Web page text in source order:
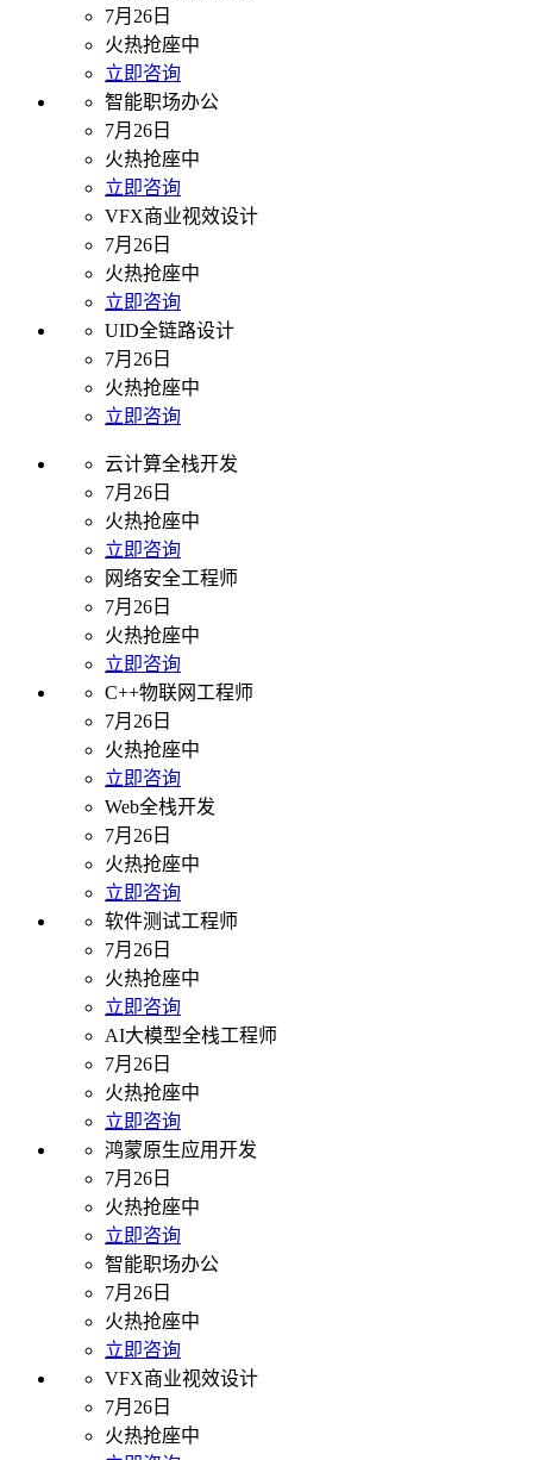
7月26日
火热抢座中
立即咨询
智能职场办公
7月26日
火热抢座中
立即咨询
VFX商业视效设计
7月26日
火热抢座中
立即咨询
UID全链路设计
7月26日
火热抢座中
立即咨询
云计算全栈开发
7月26日
火热抢座中
立即咨询
网络安全工程师
7月26日
火热抢座中
立即咨询
C++物联网工程师
7月26日
火热抢座中
立即咨询
Web全栈开发
7月26日
火热抢座中
立即咨询
软件测试工程师
7月26日
火热抢座中
立即咨询
AI大模型全栈工程师
7月26日
火热抢座中
立即咨询
鸿蒙原生应用开发
7月26日
火热抢座中
立即咨询
智能职场办公
7月26日
火热抢座中
立即咨询
VFX商业视效设计
7月26日
火热抢座中